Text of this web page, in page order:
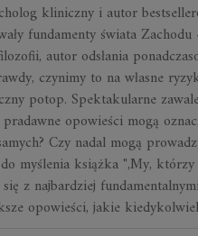
kliniczny i autor
fundamenty świata
autor odsłania
czynimy to na własne
potop. Spektakularne
opowieści mogą
Czy nadal mogą
myślenia książka ",My,
z najbardziej
opowieści, jakie